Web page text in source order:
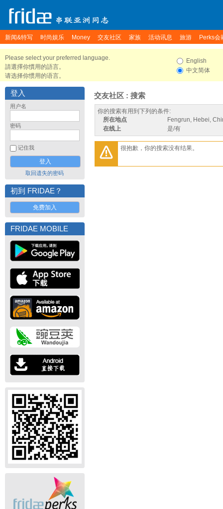
新闻&特写 时尚娱乐 Money 交友社区 家族 活动讯息 旅游 Perks会
Please select your preferred language.
請選擇你慣用的語言。
请选择你惯用的语言。
English
中文简体
登入
用户名
密码
记住我
取回遗失的密码
初到 FRIDAE？
免费加入
FRIDAE MOBILE
交友社区 : 搜索
你的搜索有用到下列的条件:
所在地点
Fengrun, Hebei,
在线上
是/有
很抱歉，你的搜索没有结果。